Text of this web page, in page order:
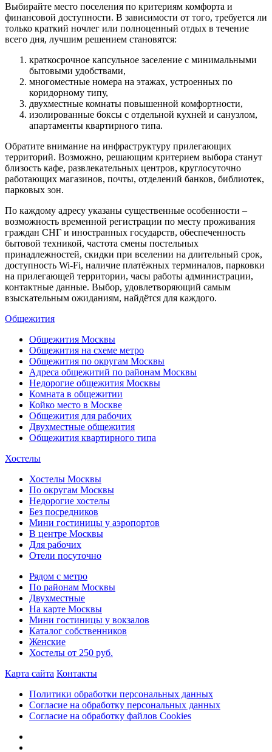
Выбирайте место поселения по критериям комфорта и
финансовой доступности. В зависимости от того, требуется ли
только краткий ночлег или полноценный отдых в течение
всего дня, лучшим решением становятся:
краткосрочное капсульное заселение с минимальными
бытовыми удобствами,
многоместные номера на этажах, устроенных по
коридорному типу,
двухместные комнаты повышенной комфортности,
изолированные боксы с отдельной кухней и санузлом,
апартаменты квартирного типа.
Обратите внимание на инфраструктуру прилегающих
территорий. Возможно, решающим критерием выбора станут
близость кафе, развлекательных центров, круглосуточно
работающих магазинов, почты, отделений банков, библиотек,
парковых зон.
По каждому адресу указаны существенные особенности –
возможность временной регистрации по месту проживания
граждан СНГ и иностранных государств, обеспеченность
бытовой техникой, частота смены постельных
принадлежностей, скидки при вселении на длительный срок,
доступность Wi-Fi, наличие платёжных терминалов, парковки
на прилегающей территории, часы работы администрации,
контактные данные. Выбор, удовлетворяющий самым
взыскательным ожиданиям, найдётся для каждого.
Общежития
Общежития Москвы
Общежития на схеме метро
Общежития по округам Москвы
Адреса общежитий по районам Москвы
Недорогие общежития Москвы
Комната в общежитии
Койко место в Москве
Общежития для рабочих
Двухместные общежития
Общежития квартирного типа
Хостелы
Хостелы Москвы
По округам Москвы
Недорогие хостелы
Без посредников
Мини гостиницы у аэропортов
В центре Москвы
Для рабочих
Отели посуточно
Рядом с метро
По районам Москвы
Двухместные
На карте Москвы
Мини гостиницы у вокзалов
Каталог собственников
Женские
Хостелы от 250 руб.
Карта сайта Контакты
Политики обработки персональных данных
Согласие на обработку персональных данных
Согласие на обработку файлов Cookies